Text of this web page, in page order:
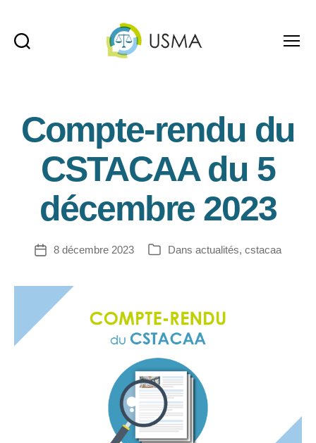
Compte-rendu du
CSTACAA du 5
décembre 2023
Date8 décembre 2023 Catégories
Dans actualités, cstacaa